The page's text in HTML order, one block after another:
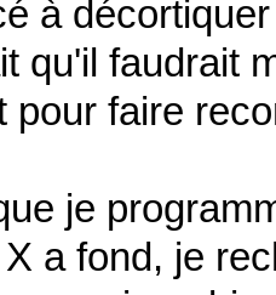
à
qu'il faudrait
pour faire
je
a fond, je